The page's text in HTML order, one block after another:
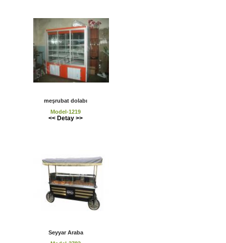
meşrubat dolabı
Model-1219
<< Detay >>
Seyyar Araba